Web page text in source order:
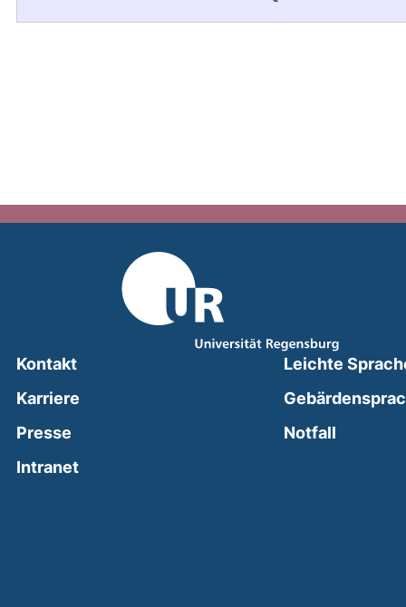
Kontakt
Karriere
Presse
Intranet(external link, opens in a new window)
Leichte
Notfall